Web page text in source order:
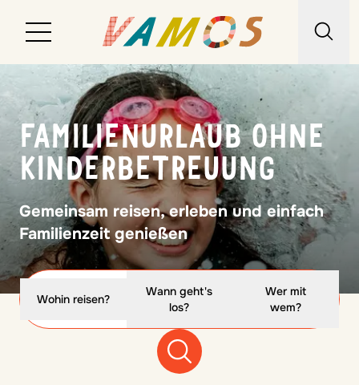
Reiseziele
Reiseart
Über uns
Wunschliste
Kontakt
FAMILIENURLAUB OHNE
KINDERBETREUUNG
Gemeinsam reisen, erleben und einfach
Familienzeit genießen
Wohin reisen?
Wann geht's
los?
Wer mit
wem?